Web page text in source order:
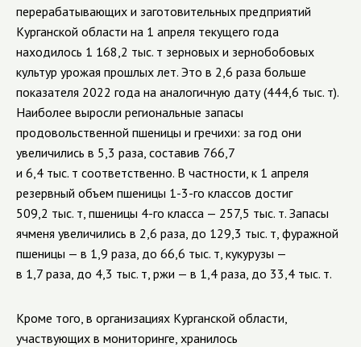
перерабатывающих и заготовительных предприятий
Курганской области на 1 апреля текущего года
находилось 1 168,2 тыс. т зерновых и зернобобовых
культур урожая прошлых лет. Это в 2,6 раза больше
показателя 2022 года на аналогичную дату (444,6 тыс. т).
Наиболее выросли региональные запасы
продовольственной пшеницы и гречихи: за год они
увеличились в 5,3 раза, составив 766,7
и 6,4 тыс. т соответственно. В частности, к 1 апреля
резервный объем пшеницы 1-3-го классов достиг
509,2 тыс. т, пшеницы 4-го класса — 257,5 тыс. т. Запасы
ячменя увеличились в 2,6 раза, до 129,3 тыс. т, фуражной
пшеницы — в 1,9 раза, до 66,6 тыс. т, кукурузы —
в 1,7 раза, до 4,3 тыс. т, ржи — в 1,4 раза, до 33,4 тыс. т.
Кроме того, в организациях Курганской области,
участвующих в мониторинге, хранилось